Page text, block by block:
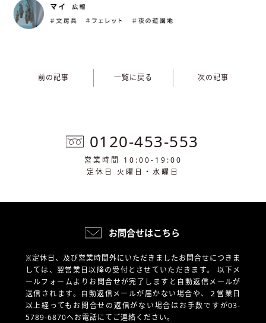
前の記事 一覧に戻る 次の記事
0120-453-553
営業時間 10:00-19:00
定休日 火曜日・水曜日
お問合せはこちら
※定休日、及び営業時間外にいただきましたお問合せにつきま
しては、翌営業日以降の受付とさせていただきます。 以下メ
ールフォームよりお問合せが完了しますと自動返信メールが
送信されます。自動返信メールが届かない場合や、
２営業日
以上経ってもお問合せの返信がない場合はお手数ですが03-
5789-6870へお電話にてご連絡ください。